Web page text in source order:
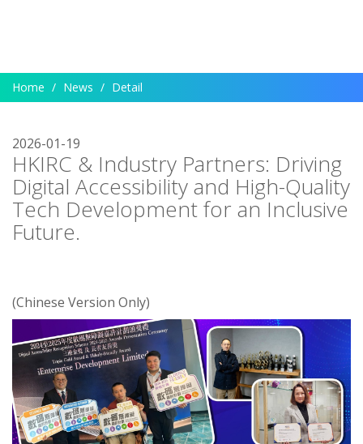
Home News Detail
2026-01-19
HKIRC & Industry Partners: Driving
Digital Accessibility and High-Quality
Tech Development for an Inclusive
Future.
(Chinese Version Only)